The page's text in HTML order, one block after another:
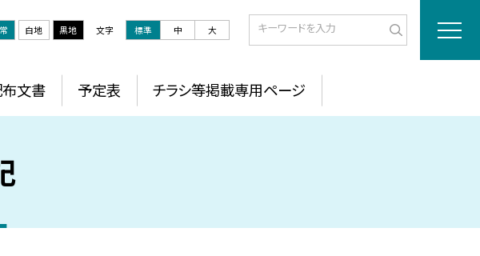
白地 黒地 文字 標準 中 大
文書 予定表 チラシ等掲載専用ページ